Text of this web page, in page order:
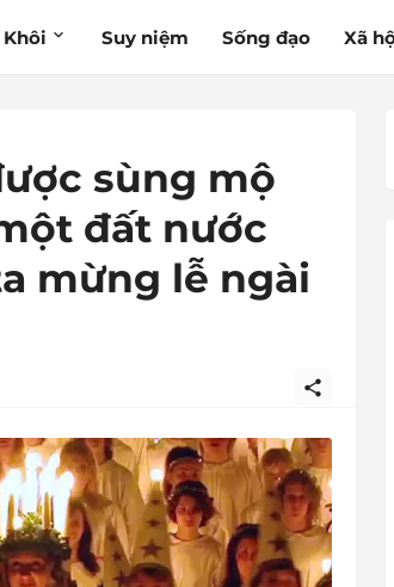
Suy niệm Sống đạo Xã
sùng mộ
đất nước
mừng lễ ngài